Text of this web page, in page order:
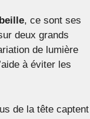
, ce sont ses
deux grands
de lumière
à éviter les
de la tête captent